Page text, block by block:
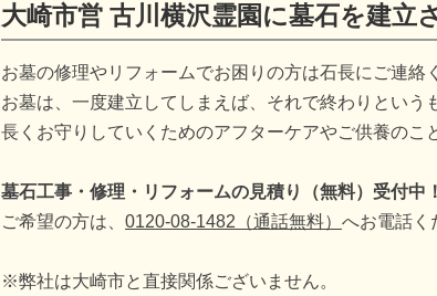
大崎市営 古川横沢霊園に墓石を建立
お墓の修理やリフォームでお困りの方は石長にご連絡
お墓は、一度建立してしまえば、それで終わりという
長くお守りしていくためのアフターケアやご供養のこ
墓石工事・修理・リフォームの見積り（無料）受付中！
ご希望の方は、 0120-08-1482（通話無料） へお電話く
※弊社は大崎市と直接関係ございません。